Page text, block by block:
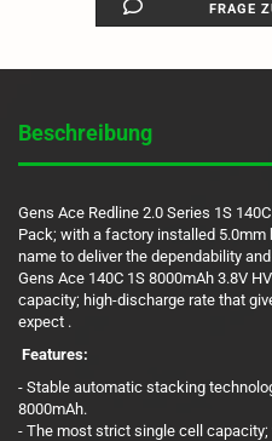
FRAGE
Beschreibung
Gens Ace Redline 2.0 Series 1S
Pack; with a factory installed
name to deliver the dependability
Gens Ace 140C 1S 8000mAh 3.8V
capacity; high-discharge rate that
expect .
Features:
- Stable automatic stacking
8000mAh.
- The most strict single cell